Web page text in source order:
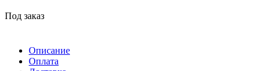
Под заказ
Описание
Оплата